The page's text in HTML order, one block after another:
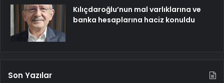
Kılıçdaroğlu’nun mal varlıklarına ve
banka hesaplarına haciz konuldu
Son Yazılar